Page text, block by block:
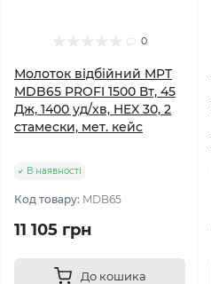
0
Молоток відбійний MPT
MDB65 PROFI 1500 Вт, 45
Дж, 1400 уд/хв, HEX 30, 2
стамески, мет. кейс
В наявності
Код товару: MDB65
11 105 грн
До кошика